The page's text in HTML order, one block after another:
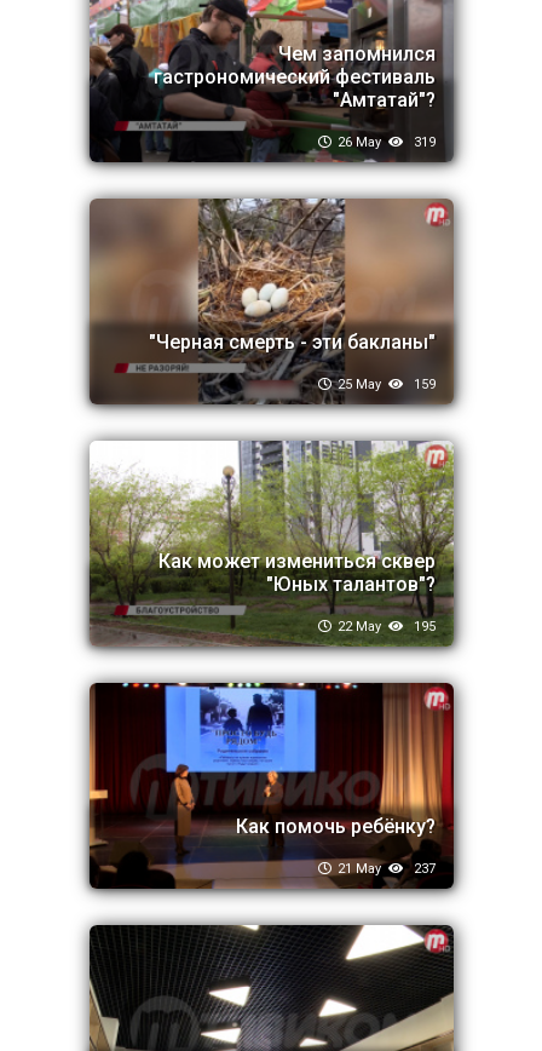
Чем запомнился
гастрономический фестиваль
"Амтатай"?
26 May 319
"Черная смерть - эти бакланы"
25 May 159
Как может измениться сквер
"Юных талантов"?
22 May 195
Как помочь ребёнку?
21 May 237